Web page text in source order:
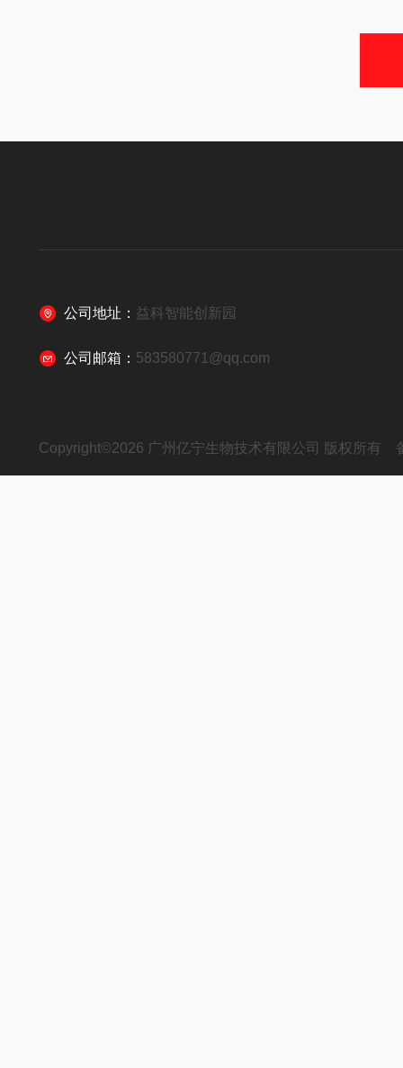
公司地址： 益科智能创新园
公司邮箱： 583580771@qq.com
Copyright©2026 广州亿宁生物技术有限公司 版权所有